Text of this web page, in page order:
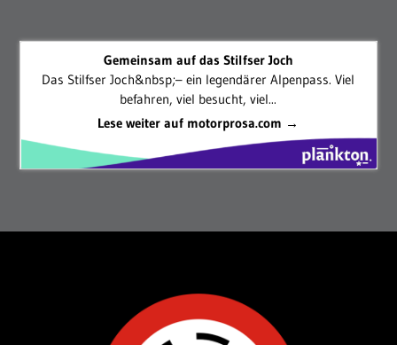
Gemeinsam auf das Stilfser Joch
Das Stilfser Joch&nbsp;– ein legendärer Alpenpass. Viel
befahren, viel besucht, viel...
Lese weiter auf motorprosa.com →